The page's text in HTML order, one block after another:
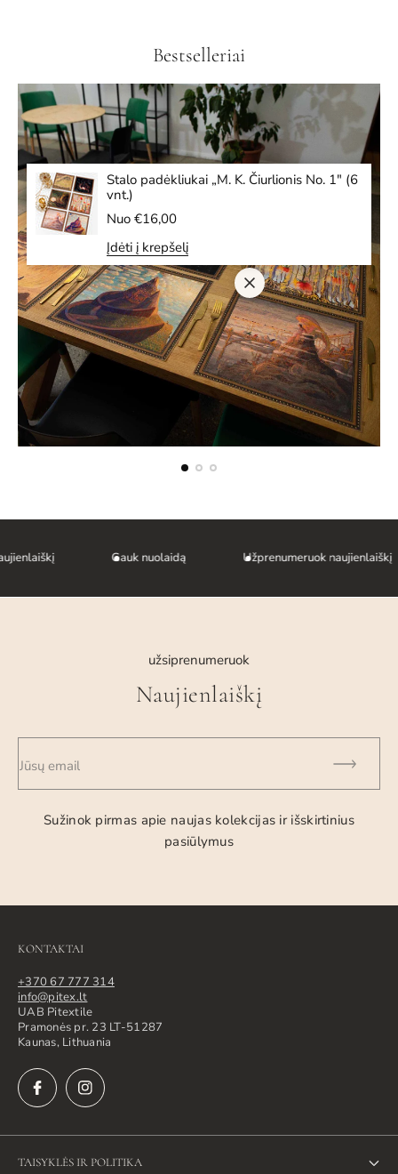
Bestselleriai
Stalo padėkliukai „M. K. Čiurlionis No. 1" (6
vnt.)
Į
r
a
s
t
a
k
a
i
Nuo €16,00
Įdėti į krepšelį
Gauk nuolaidą Užprenumeruok naujienlaiškį
užsiprenumeruok
Naujienlaiškį
Jūsų email
Sužinok pirmas apie naujas kolekcijas ir išskirtinius
pasiūlymus
KONTAKTAI
+370 67 777 314
info@pitex.lt
UAB Pitextile
Pramonės pr. 23 LT-51287
Kaunas, Lithuania
TAISYKLĖS IR POLITIKA